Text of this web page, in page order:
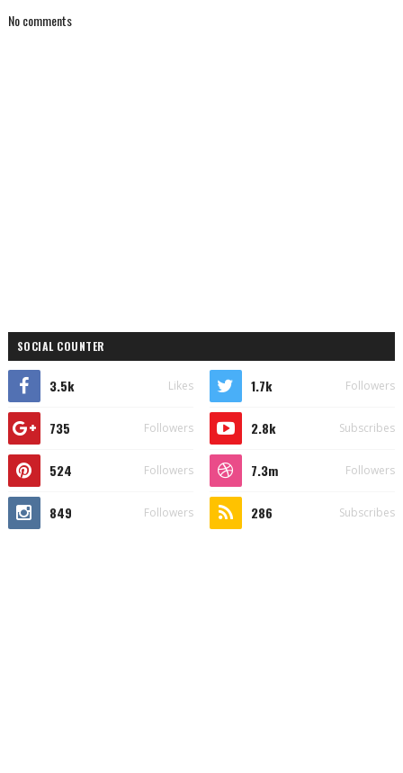
No comments
SOCIAL COUNTER
3.5k Likes 1.7k Followers
735 Followers 2.8k Subscribes
524 Followers 7.3m Followers
849 Followers 286 Subscribes